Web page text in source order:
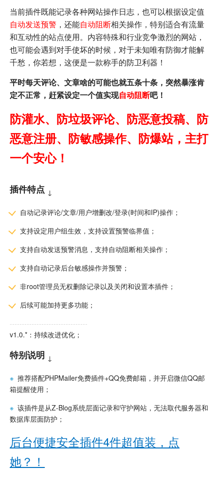
当前插件既能记录各种网站操作日志，也可以根据设定值
自动发送预警 ，还能自动阻断相关操作，特别适合有流量
和互动性的站点使用。内容特殊和行业竞争激烈的网站，
也可能会遇到对手使坏的时候，对于未知唯有防御才能解
千愁，你若想，这便是一款称手的防卫利器！
平时每天评论、文章啥的可能也就五条十条，突然暴涨肯
定不正常，赶紧设定一个值实现自动阻断吧！
防灌水、防垃圾评论、防恶意投稿、防
恶意注册、防敏感操作、防爆站，主打
一个安心！
插件特点 ↓
自动记录评论/文章/用户增删改/登录(时间和IP)操作；
支持设定用户组生效，支持设置预警临界值；
支持自动发送预警消息，支持自动阻断相关操作；
支持自动记录后台敏感操作并预警；
非root管理员无权删除记录以及关闭和设置本插件；
后续可能加持更多功能；
--------------------------------
v1.0.*：持续改进优化；
特别说明 ↓
※ 推荐搭配PHPMailer免费插件+QQ免费邮箱，并开启微信QQ邮
箱提醒使用；
※ 该插件是从Z-Blog系统层面记录和守护网站，无法取代服务器和
数据库层面防护；
后台便捷安全插件4件超值装，点
她？！